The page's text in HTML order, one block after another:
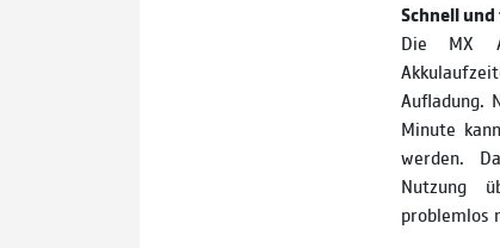
Schnell
Die MX
Aufladung.
Minute
werden.
Nutzung
problemlos